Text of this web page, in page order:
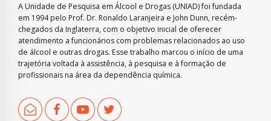
A Unidade de Pesquisa em Álcool e Drogas (UNIAD) foi fundada
em 1994 pelo Prof. Dr. Ronaldo Laranjeira e John Dunn, recém-
chegados da Inglaterra, com o objetivo inicial de oferecer
atendimento a funcionários com problemas relacionados ao uso
de álcool e outras drogas. Esse trabalho marcou o início de uma
trajetória voltada à assistência, à pesquisa e à formação de
profissionais na área da dependência química.